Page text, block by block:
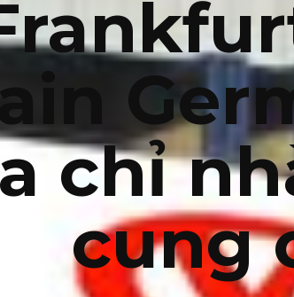
chỉ
cung